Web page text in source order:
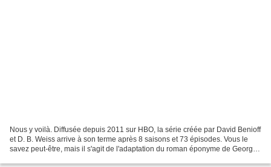
Nous y voilà. Diffusée depuis 2011 sur HBO, la série créée par David Benioff
et D. B. Weiss arrive à son terme après 8 saisons et 73 épisodes. Vous le
savez peut-être, mais il s'agit de l'adaptation du roman éponyme de George